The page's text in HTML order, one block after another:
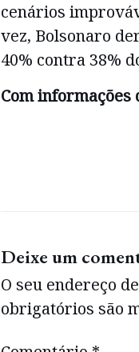
cenários
vez, Bolsonaro
40% contra 38%
Com
Deixe um
O seu endereço
obrigatórios são